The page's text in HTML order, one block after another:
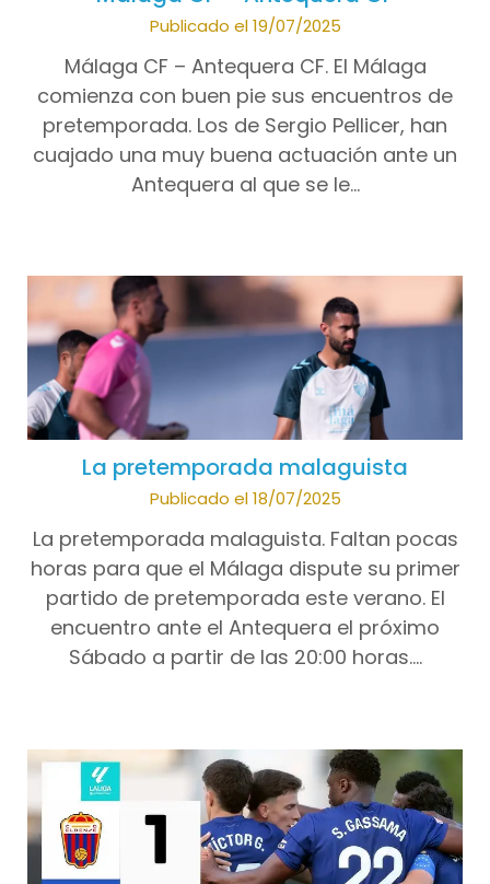
Publicado el 19/07/2025
Málaga CF – Antequera CF. El Málaga
comienza con buen pie sus encuentros de
pretemporada. Los de Sergio Pellicer, han
cuajado una muy buena actuación ante un
Antequera al que se le…
La pretemporada malaguista
Publicado el 18/07/2025
La pretemporada malaguista. Faltan pocas
horas para que el Málaga dispute su primer
partido de pretemporada este verano. El
encuentro ante el Antequera el próximo
Sábado a partir de las 20:00 horas….